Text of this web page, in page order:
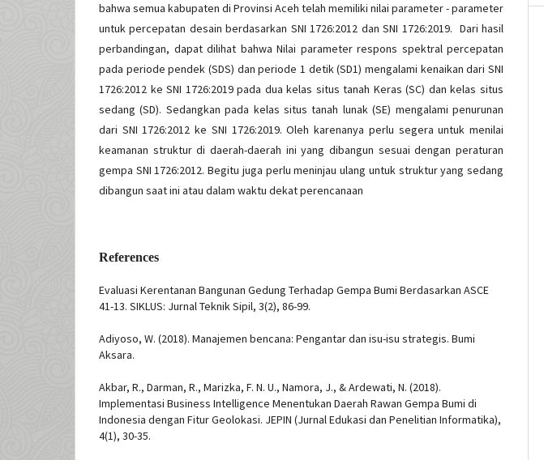
bahwa semua kabupaten di Provinsi Aceh telah memiliki nilai parameter - parameter
untuk percepatan desain berdasarkan SNI 1726:2012 dan SNI 1726:2019. Dari hasil
perbandingan, dapat dilihat bahwa Nilai parameter respons spektral percepatan
pada periode pendek (SDS) dan periode 1 detik (SD1) mengalami kenaikan dari SNI
1726:2012 ke SNI 1726:2019 pada dua kelas situs tanah Keras (SC) dan kelas situs
sedang (SD). Sedangkan pada kelas situs tanah lunak (SE) mengalami penurunan
dari SNI 1726:2012 ke SNI 1726:2019. Oleh karenanya perlu segera untuk menilai
keamanan struktur di daerah-daerah ini yang dibangun sesuai dengan peraturan
gempa SNI 1726:2012. Begitu juga perlu meninjau ulang untuk struktur yang sedang
dibangun saat ini atau dalam waktu dekat perencanaan
References
Evaluasi Kerentanan Bangunan Gedung Terhadap Gempa Bumi Berdasarkan ASCE
41-13. SIKLUS: Jurnal Teknik Sipil, 3(2), 86-99.
Adiyoso, W. (2018). Manajemen bencana: Pengantar dan isu-isu strategis. Bumi
Aksara.
Akbar, R., Darman, R., Marizka, F. N. U., Namora, J., & Ardewati, N. (2018).
Implementasi Business Intelligence Menentukan Daerah Rawan Gempa Bumi di
Indonesia dengan Fitur Geolokasi. JEPIN (Jurnal Edukasi dan Penelitian Informatika),
4(1), 30-35.